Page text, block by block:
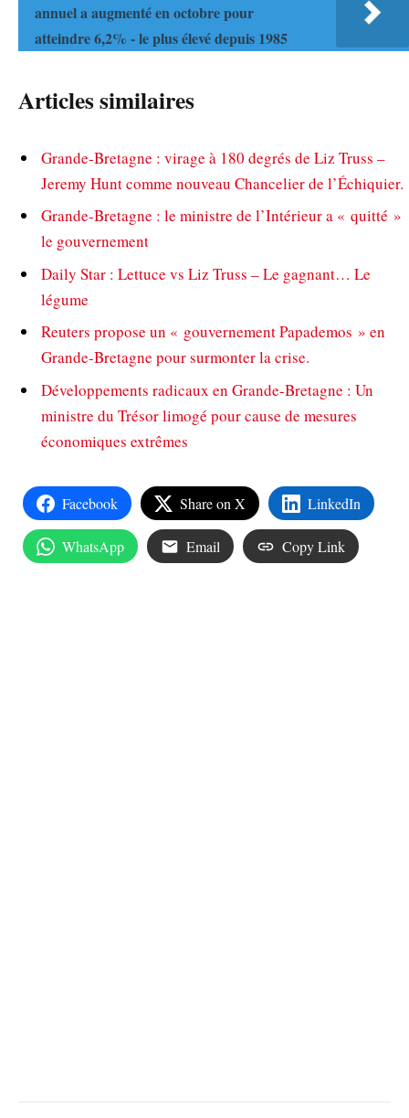
annuel a augmenté en octobre pour
atteindre 6,2% - le plus élevé depuis 1985
Articles similaires
Grande-Bretagne : virage à 180 degrés de Liz Truss –
Jeremy Hunt comme nouveau Chancelier de l’Échiquier.
Grande-Bretagne : le ministre de l’Intérieur a « quitté »
le gouvernement
Daily Star : Lettuce vs Liz Truss – Le gagnant… Le
légume
Reuters propose un « gouvernement Papademos » en
Grande-Bretagne pour surmonter la crise.
Développements radicaux en Grande-Bretagne : Un
ministre du Trésor limogé pour cause de mesures
économiques extrêmes
Facebook Share on X LinkedIn
WhatsApp Email Copy Link